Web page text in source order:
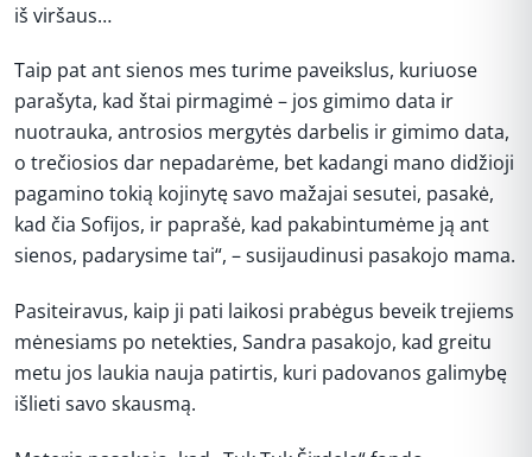
iš viršaus…
Taip pat ant sienos mes turime paveikslus, kuriuose
parašyta, kad štai pirmagimė – jos gimimo data ir
nuotrauka, antrosios mergytės darbelis ir gimimo data,
o trečiosios dar nepadarėme, bet kadangi mano didžioji
pagamino tokią kojinytę savo mažajai sesutei, pasakė,
kad čia Sofijos, ir paprašė, kad pakabintumėme ją ant
sienos, padarysime tai“, – susijaudinusi pasakojo mama.
Pasiteiravus, kaip ji pati laikosi prabėgus beveik trejiems
mėnesiams po netekties, Sandra pasakojo, kad greitu
metu jos laukia nauja patirtis, kuri padovanos galimybę
išlieti savo skausmą.